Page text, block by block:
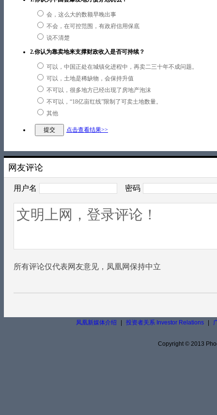
会，这么大的数额早晚出事
不会，在可控范围，有政府信用保底
说不清楚
2.你认为靠卖地来支撑财政收入是否可持续？
可以，中国正处在城镇化进程中，再卖二三十年不成问题。
可以，土地是稀缺物，会保持升值
不可以，很多地方已经出现了房地产泡沫
不可以，“18亿亩红线”限制了可卖土地数量。
其他
点击查看结果>>
网友评论
用户名 密码
所有评论仅代表网友意见，凤凰网保持中立
凤凰新媒体介绍 投资者关系 Investor Relations
Copyright © 2013